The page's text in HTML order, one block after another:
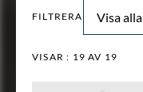
FILTRERA Visa alla
VISAR : 19 AV 19